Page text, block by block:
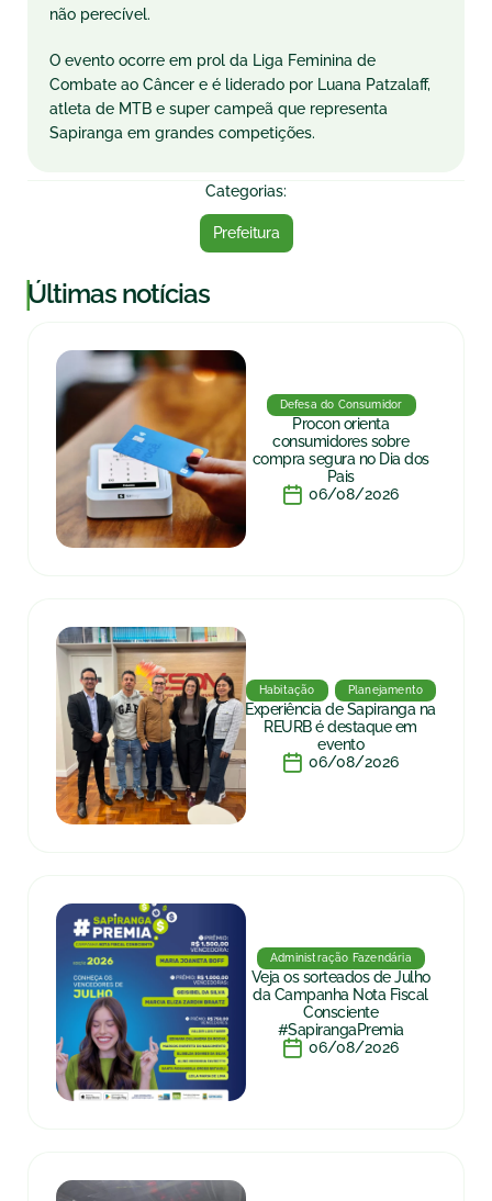
não perecível.
O evento ocorre em prol da Liga Feminina de
Combate ao Câncer e é liderado por Luana Patzalaff,
atleta de MTB e super campeã que representa
Sapiranga em grandes competições.
Categorias:
Prefeitura
|Últimas notícias
Defesa do Consumidor
Procon orienta
consumidores sobre
compra segura no Dia dos
Pais
06/08/2026
Habitação Planejamento
Experiência de Sapiranga na
REURB é destaque em
evento
06/08/2026
Administração Fazendária
Veja os sorteados de Julho
da Campanha Nota Fiscal
Consciente
#SapirangaPremia
06/08/2026